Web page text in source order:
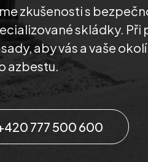
zkušenosti s
skládky. Při
aby vás a vaše okolí
azbestu.
777 500 600